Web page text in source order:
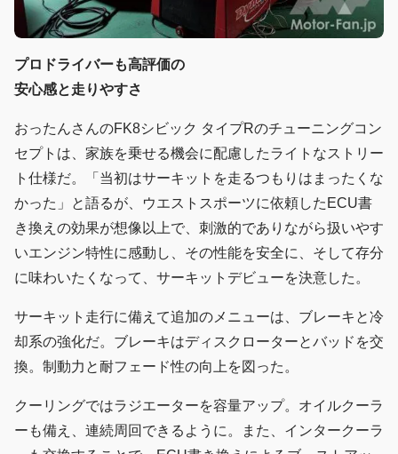
プロドライバーも高評価の
安心感と走りやすさ
おったんさんのFK8シビック タイプRのチューニングコン
セプトは、家族を乗せる機会に配慮したライトなストリー
ト仕様だ。「当初はサーキットを走るつもりはまったくな
かった」と語るが、ウエストスポーツに依頼したECU書
き換えの効果が想像以上で、刺激的でありながら扱いやす
いエンジン特性に感動し、その性能を安全に、そして存分
に味わいたくなって、サーキットデビューを決意した。
サーキット走行に備えて追加のメニューは、ブレーキと冷
却系の強化だ。ブレーキはディスクローターとバッドを交
換。制動力と耐フェード性の向上を図った。
クーリングではラジエーターを容量アップ。オイルクーラ
ーも備え、連続周回できるように。また、インタークーラ